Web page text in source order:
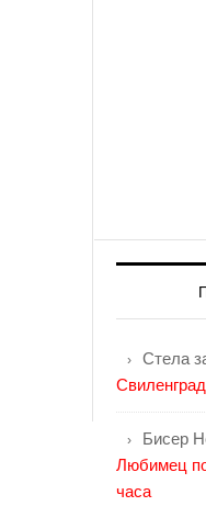
Стела
Свиленград
Бисер
Любимец по
часа